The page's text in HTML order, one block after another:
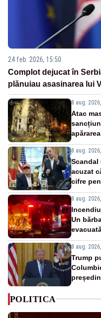
24 feb. 2026, 15:50
Complot dejucat în
plănuiau asasinarea lui
8 aug.
Atac
8 aug.
Scandal
acuzat
cifre
8 aug.
Un
8 aug.
Trump
POLITICA